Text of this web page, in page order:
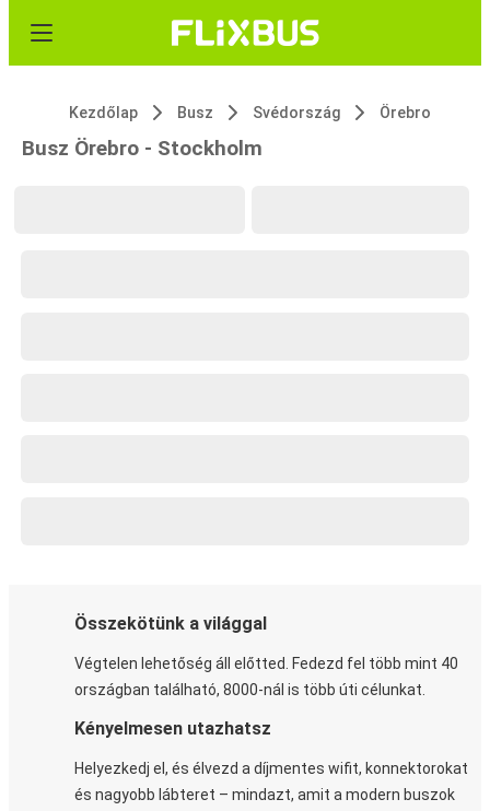
Kezdőlap Busz Svédország Örebro
Busz Örebro - Stockholm
Összekötünk a világgal
Végtelen lehetőség áll előtted. Fedezd fel több mint 40
országban található, 8000-nál is több úti célunkat.
Kényelmesen utazhatsz
Helyezkedj el, és élvezd a díjmentes wifit, konnektorokat
és nagyobb lábteret – mindazt, amit a modern buszok